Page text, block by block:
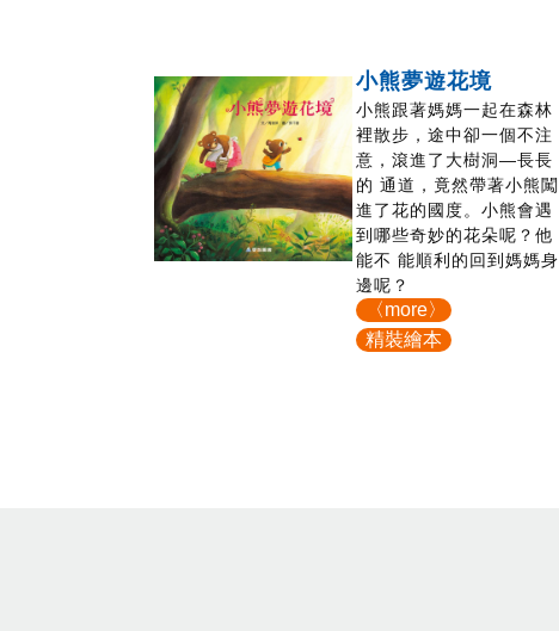
小熊夢遊花境
小熊跟著媽媽一起在森林
裡散步，途中卻一個不注
意，滾進了大樹洞—長長
的 通道，竟然帶著小熊闖
進了花的國度。小熊會遇
到哪些奇妙的花朵呢？他
能不 能順利的回到媽媽身
邊呢？
〈more〉
精裝繪本